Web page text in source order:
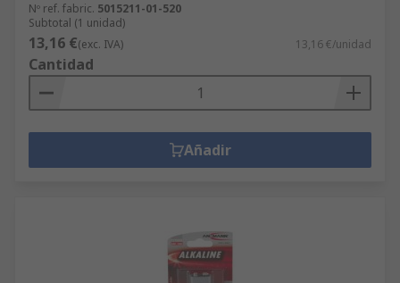
Nº ref. fabric. 5015211-01-520
Subtotal (1 unidad)
13,16 €(exc. IVA) 13,16 €/unidad
Cantidad
Añadir